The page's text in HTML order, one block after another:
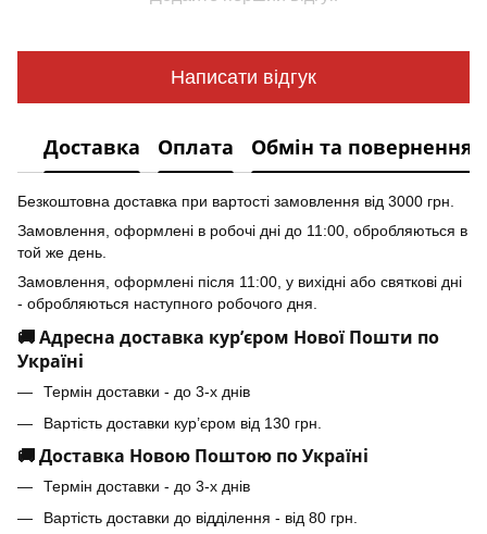
Написати відгук
Доставка Оплата Обмін та повернення
Безкоштовна доставка при вартості замовлення від 3000 грн.
Замовлення, оформлені в робочі дні до 11:00, обробляються в
той же день.
Замовлення, оформлені після 11:00, у вихідні або святкові дні
- обробляються наступного робочого дня.
🚚 Адресна доставка кур’єром Нової Пошти по
Україні
Термін доставки - до 3-х днів
Вартість доставки кур’єром від 130 грн.
🚚 Доставка Новою Поштою по Україні
Термін доставки - до 3-х днів
Вартість доставки до відділення - від 80 грн.